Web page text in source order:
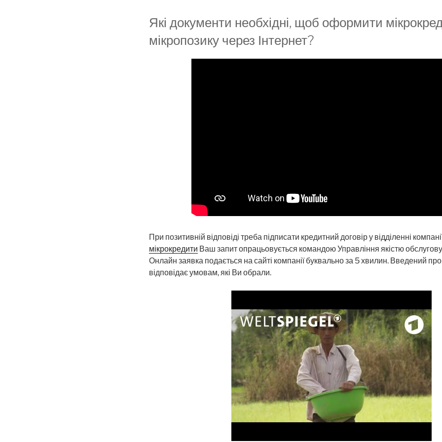
Які документи необхідні, щоб оформити
мікропозику через Інтернет?
При позитивній відповіді треба підписати кредитний договір у відділенні
мікрокредити Ваш запит опрацьовується командою Управління якістю
Онлайн заявка подається на сайті компанії буквально за 5 хвилин. Введений
відповідає умовам, які Ви обрали.